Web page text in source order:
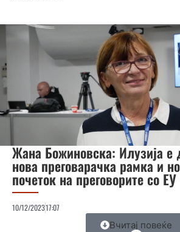
Жана Божиновска: Илузија е
нова преговарачка рамка и
почеток на преговорите со ЕУ
10/12/202317:07
Вчитај повеќе